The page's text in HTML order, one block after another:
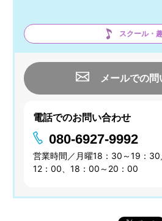
スクール・
メールでの問
電話でのお問い合わせ
080-6927-9992
営業時間／月曜18：30～19：30
12：00、18：00～20：00